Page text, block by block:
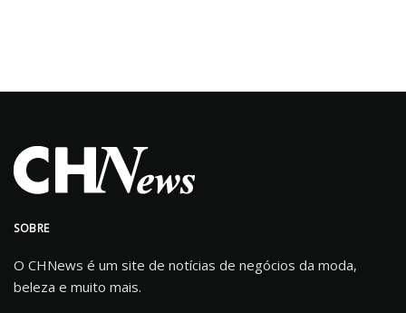
SOBRE
O CHNews é um site de notícias de negócios da moda,
beleza e muito mais.